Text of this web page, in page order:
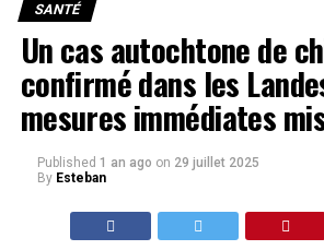
SANTÉ
Un cas autochtone de
confirmé dans les
mesures immédiates
Published 1 an ago on 29 juillet 2025
By Esteban